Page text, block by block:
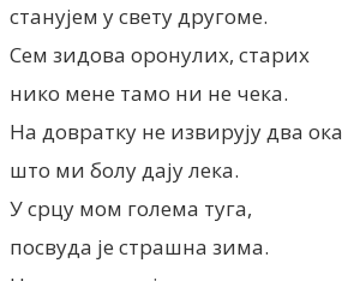
станујем у свету другоме.
Сем зидова оронулих, старих
нико мене тамо ни не чека.
На довратку не извирују два ока
што ми болу дају лека.
У срцу мом голема туга,
посвуда је страшна зима.